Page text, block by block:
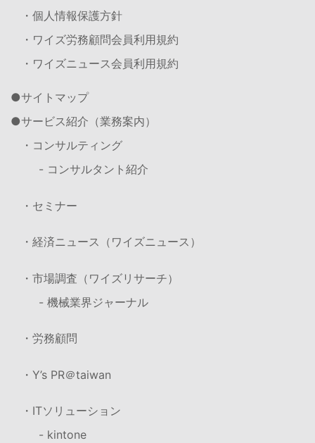
・個人情報保護方針
・ワイズ労務顧問会員利用規約
・ワイズニュース会員利用規約
サイトマップ
サービス紹介（業務案内）
・コンサルティング
- コンサルタント紹介
・セミナー
・経済ニュース（ワイズニュース）
・市場調査（ワイズリサーチ）
- 機械業界ジャーナル
・労務顧問
・Y’s PR＠taiwan
・ITソリューション
- kintone